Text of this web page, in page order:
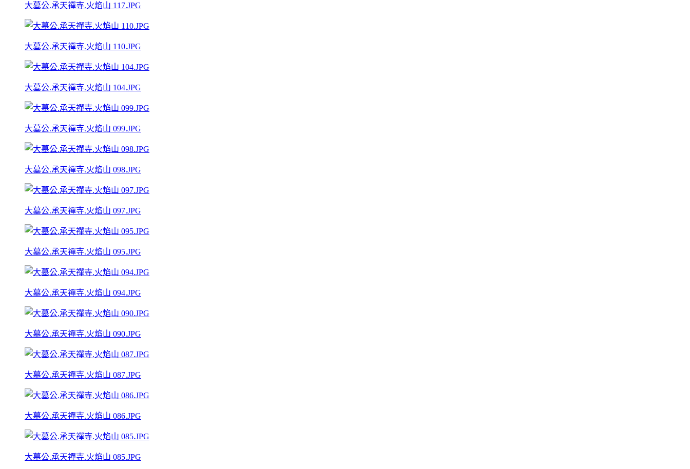
大墓公.承天禪寺.火焰山 117.JPG
大墓公.承天禪寺.火焰山 110.JPG
大墓公.承天禪寺.火焰山 104.JPG
大墓公.承天禪寺.火焰山 099.JPG
大墓公.承天禪寺.火焰山 098.JPG
大墓公.承天禪寺.火焰山 097.JPG
大墓公.承天禪寺.火焰山 095.JPG
大墓公.承天禪寺.火焰山 094.JPG
大墓公.承天禪寺.火焰山 090.JPG
大墓公.承天禪寺.火焰山 087.JPG
大墓公.承天禪寺.火焰山 086.JPG
大墓公.承天禪寺.火焰山 085.JPG